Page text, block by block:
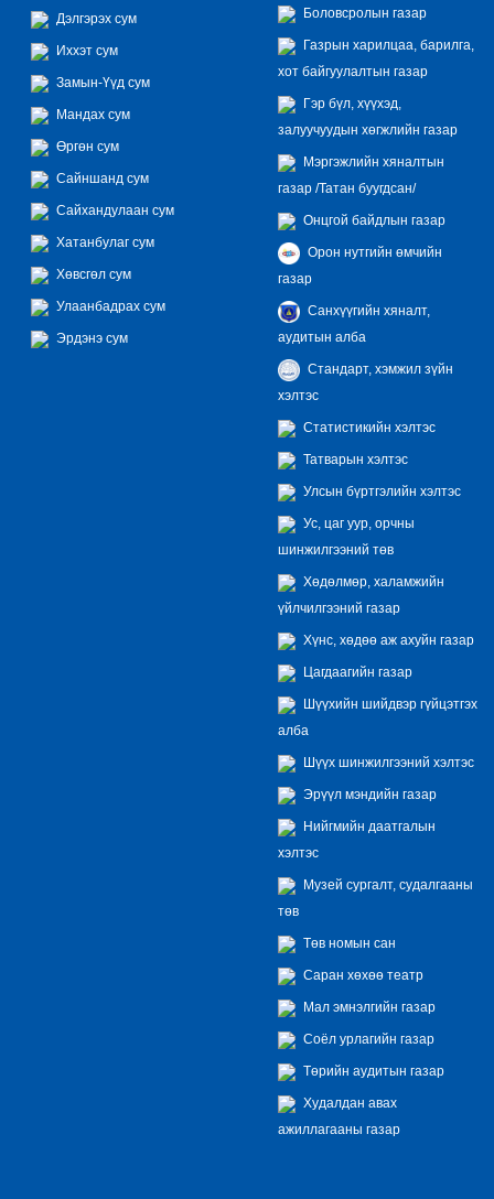
Дэлгэрэх сум
Иххэт сум
Замын-Үүд сум
Мандах сум
Өргөн сум
Сайншанд сум
Сайхандулаан сум
Хатанбулаг сум
Хөвсгөл сум
Улаанбадрах сум
Эрдэнэ сум
Боловсролын газар
Газрын харилцаа, барилга,
хот байгуулалтын газар
Гэр бүл, хүүхэд,
залуучуудын хөгжлийн газар
Мэргэжлийн хяналтын
газар /Татан буугдсан/
Онцгой байдлын газар
Орон нутгийн өмчийн
газар
Санхүүгийн хяналт,
аудитын алба
Стандарт, хэмжил зүйн
хэлтэс
Статистикийн хэлтэс
Татварын хэлтэс
Улсын бүртгэлийн хэлтэс
Ус, цаг уур, орчны
шинжилгээний төв
Хөдөлмөр, халамжийн
үйлчилгээний газар
Хүнс, хөдөө аж ахуйн газар
Цагдаагийн газар
Шүүхийн шийдвэр гүйцэтгэх
алба
Шүүх шинжилгээний хэлтэс
Эрүүл мэндийн газар
Нийгмийн даатгалын
хэлтэс
Музей сургалт, судалгааны
төв
Төв номын сан
Саран хөхөө театр
Мал эмнэлгийн газар
Соёл урлагийн газар
Төрийн аудитын газар
Худалдан авах
ажиллагааны газар